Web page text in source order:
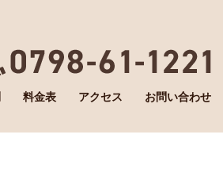
料金表 アクセス お問い合わせ